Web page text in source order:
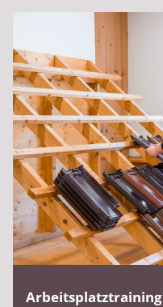
Arbeitsplatztraining